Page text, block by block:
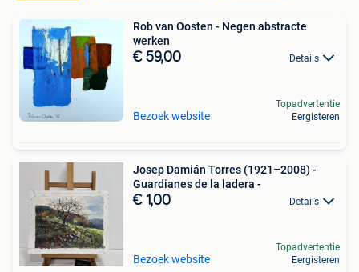
Rob van Oosten - Negen abstracte
werken
€ 59,00 Details
Bezoek website
Topadvertentie
Eergisteren
Josep Damián Torres (1921–2008) -
Guardianes de la ladera -
€ 1,00 Details
Bezoek website
Topadvertentie
Eergisteren